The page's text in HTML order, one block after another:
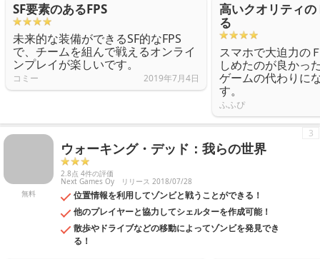
SF要素のあるFPS
未来的な装備ができるSF的なFPS
で、チームを組んで戦えるオンライ
ンプレイが楽しいです。
コミー 2019年7月4日
高いクオリティ
る
スマホで大迫力の
しめたのが良かっ
ゲームの代わりに
す。
ふふぴ
無料
ウォーキング・デッド：我らの世界
2.8点 4件の評価
Next Games Oy リリース 2018/07/28
位置情報を利用してゾンビと戦うことができる！
他のプレイヤーと協力してシェルターを作成可能！
散歩やドライブなどの移動によってゾンビを発見でき
る！
3